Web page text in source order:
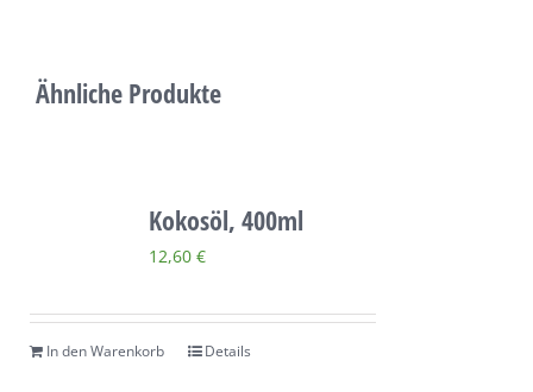
Ähnliche Produkte
Kokosöl, 400ml
12,60 €
In den Warenkorb Details